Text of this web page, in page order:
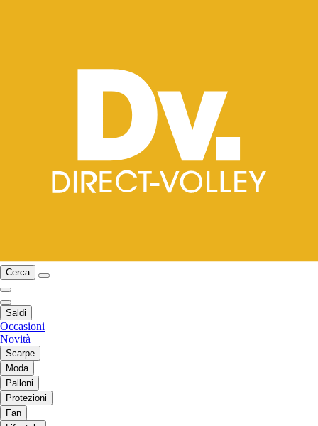
Cerca
Saldi
Occasioni
Novità
Scarpe
Moda
Palloni
Protezioni
Fan